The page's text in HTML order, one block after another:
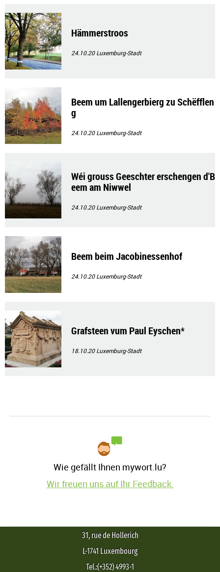
Hämmerstroos
24.10.20Luxemburg-Stadt
Beem um Lallengerbierg zu Schëfflen
g
24.10.20Luxemburg-Stadt
Wéi grouss Geeschter erschengen d'B
eem am Niwwel
24.10.20Luxemburg-Stadt
Beem beim Jacobinessenhof
24.10.20Luxemburg-Stadt
Grafsteen vum Paul Eyschen*
18.10.20Luxemburg-Stadt
Wie gefällt Ihnen mywort.lu?
Wir freuen uns auf Ihr Feedback.
31, rue de Hollerich
L-1741 Luxembourg
Tel.:(+352) 4993-1